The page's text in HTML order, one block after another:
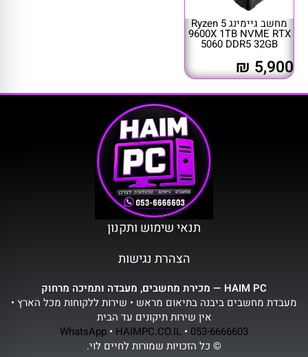
מחשב גיימינג Ryzen 5
9600X 1TB NVME RTX
5060 DDR5 32GB
5,900 ₪
תנאי שימוש ותקנון
הצהרת נגישות
HAIM PC — מכירת מחשבים, מעבדה ותמיכה מרחוק
מעבדת מחשבים ביבנה בתיאום מראש • שירות ללקוחות מכל הארץ •
אין שירות תיקונים עד הבית
053-6666603
•
WhatsApp •HAIMPC.CO.IL
© כל הזכויות שמורות לחיים לוי.